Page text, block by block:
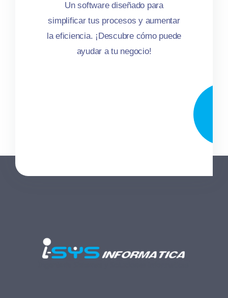
Un software diseñado para
simplificar tus procesos y aumentar
la eficiencia. ¡Descubre cómo puede
ayudar a tu negocio!